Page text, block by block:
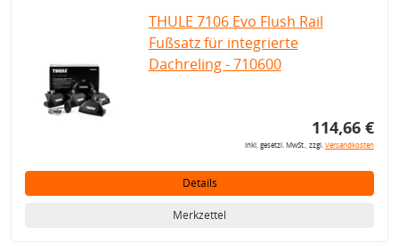
THULE 7106 Evo Flush Rail
Fußsatz für integrierte
Dachreling - 710600
114,66 €
inkl. gesetzl. MwSt., zzgl.Versandkosten
Details
Merkzettel